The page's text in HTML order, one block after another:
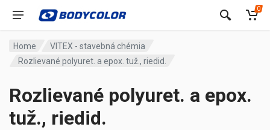
0
Home
VITEX - stavebná chémia
Rozlievané polyuret. a epox. tuž., riedid.
Rozlievané polyuret. a epox.
tuž., riedid.